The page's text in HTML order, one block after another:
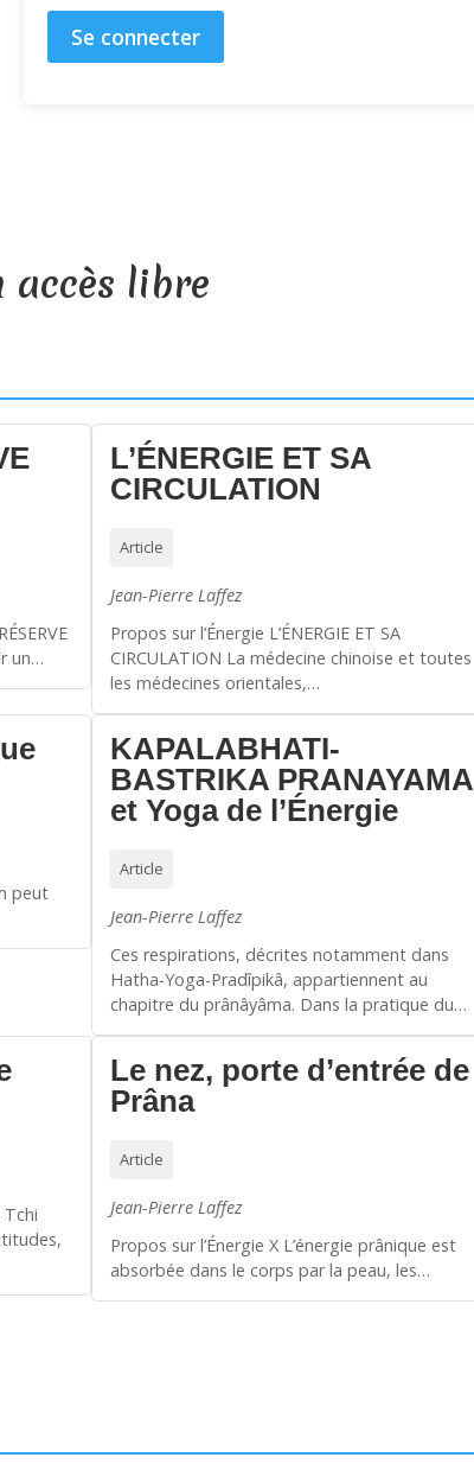
Se connecter
accès libre
un…
L’ÉNERGIE ET SA
CIRCULATION
Article
Jean-Pierre Laffez
Propos sur l’Énergie L’ÉNERGIE ET SA
CIRCULATION La médecine chinoise et toutes
les médecines orientales,…
peut
KAPALABHATI-
BASTRIKA PRANAYAMA
et Yoga de l’Énergie
Article
Jean-Pierre Laffez
Ces respirations, décrites notamment dans
Hatha-Yoga-Pradîpikâ, appartiennent au
chapitre du prânâyâma. Dans la pratique du…
Tchi
Le nez, porte d’entrée de
Prâna
Article
Jean-Pierre Laffez
Propos sur l’Énergie X L’énergie prânique est
absorbée dans le corps par la peau, les…